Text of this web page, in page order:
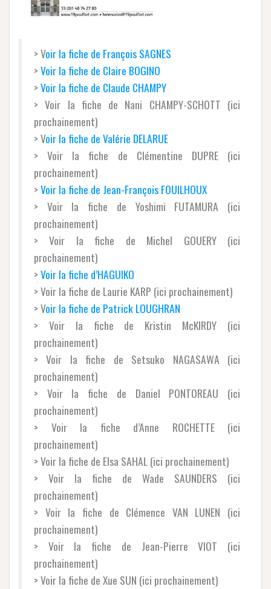
> Voir la fiche de François SAGNES
>Voir la fiche de Claire BOGINO
>Voir la fiche de Claude CHAMPY
> Voir la fiche de Nani CHAMPY-SCHOTT (ici
prochainement)
> Voir la fiche de Valérie DELARUE
> Voir la fiche de Clémentine DUPRE (ici
prochainement)
>Voir la fiche de Jean-François FOUILHOUX
> Voir la fiche de Yoshimi FUTAMURA (ici
prochainement)
> Voir la fiche de Michel GOUERY (ici
prochainement)
>Voir la fiche d’HAGUIKO
> Voir la fiche de Laurie KARP (ici prochainement)
> Voir la fiche de Patrick LOUGHRAN
> Voir la fiche de Kristin McKIRDY (ici
prochainement)
> Voir la fiche de Setsuko NAGASAWA (ici
prochainement)
> Voir la fiche de Daniel PONTOREAU (ici
prochainement)
> Voir la fiche d’Anne ROCHETTE (ici
prochainement)
> Voir la fiche de Elsa SAHAL (ici prochainement)
> Voir la fiche de Wade SAUNDERS (ici
prochainement)
> Voir la fiche de Clémence VAN LUNEN (ici
prochainement)
> Voir la fiche de Jean-Pierre VIOT (ici
prochainement)
> Voir la fiche de Xue SUN (ici prochainement)